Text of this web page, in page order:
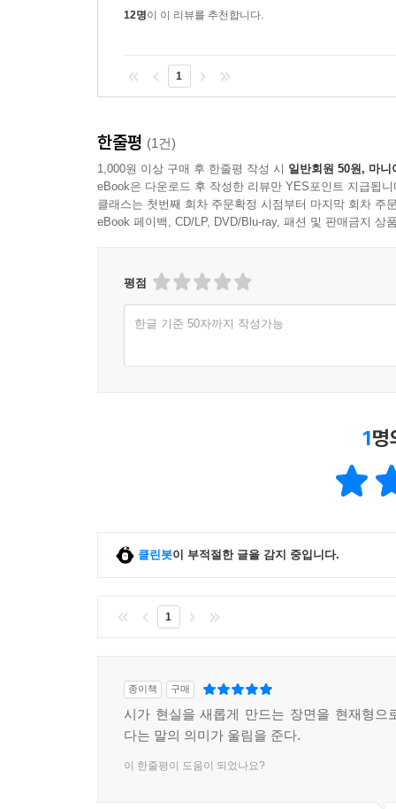
그은 여성 시인들, 파스테르나크, 네루다 등 노
12명이 이 리뷰를 추천합니다.
1
한줄평 (1건)
1,000원 이상 구매 후 한줄평 작성 시 일반회원 50원, 마니
eBook은 다운로드 후 작성한 리뷰만 YES포인트 지급됩니
클래스는 첫번째 회차 주문확정 시점부터 마지막 회차 주
eBook 페이백, CD/LP, DVD/Blu-ray, 패션 및 판매금지 상
평점
한글 기준 50자까지 작성가능
1명
클린봇이 부적절한 글을 감지 중입니다.
1
종이책 구매
시가 현실을 새롭게 만드는 장면을 현재형으
다는 말의 의미가 울림을 준다.
이 한줄평이 도움이 되었나요?